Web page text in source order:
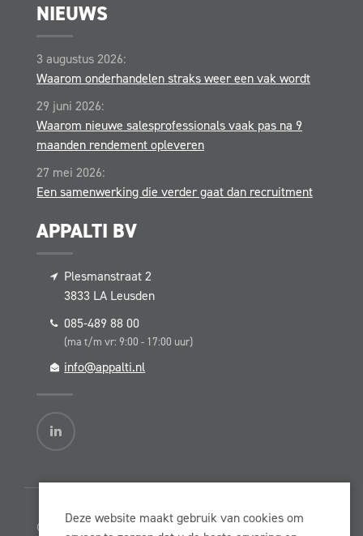
Deze website maakt gebruik van cookies om
NIEUWS
3 augustus 2026:
Waarom onderhandelen straks weer een vak wordt
29 juni 2026:
Waarom nieuwe salesprofessionals vaak pas na 9
maanden rendement opleveren
27 mei 2026:
Een samenwerking die verder gaat dan recruitment
APPALTI BV
Plesmanstraat 2
3833 LA Leusden
085-489 88 00
(ma t/m vr: 9:00 - 17:00 uur)
info@appalti.nl
© Copyright Appalti BV 2026